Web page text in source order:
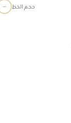
حجم الخط −